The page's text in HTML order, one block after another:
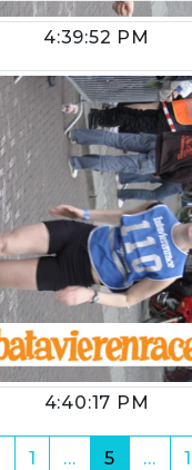
4:39:52 PM
4:40:17 PM
1 … 5 …